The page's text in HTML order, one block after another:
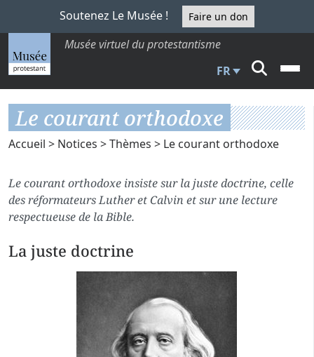
Soutenez Le Musée ! Faire un don
Musée virtuel du protestantisme
FR
Le courant orthodoxe
Accueil > Notices >Thèmes > Le courant orthodoxe
Le courant orthodoxe insiste sur la juste doctrine, celle
des réformateurs Luther et Calvin et sur une lecture
respectueuse de la Bible.
La juste doctrine